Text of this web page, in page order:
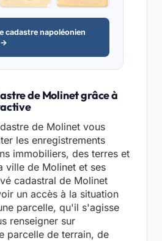
cadastre napoléonien
→
de Molinet grâce à
de Molinet vous
les enregistrements
immobiliers, des terres et
ville de Molinet et ses
cadastral de Molinet
un accès à la situation
parcelle, qu'il s'agisse
renseigner sur
parcelle de terrain, de